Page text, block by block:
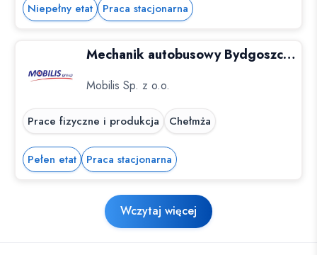
Niepełny etat Praca stacjonarna
Mechanik autobusowy Bydgoszcz (k/m)
Mobilis Sp. z o.o.
Prace fizyczne i produkcja Chełmża
Pełen etat Praca stacjonarna
Wczytaj więcej